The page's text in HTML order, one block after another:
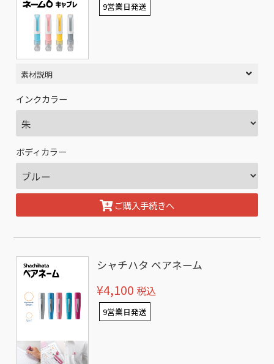
9営業日発送
素材説明
インクカラー
ボディカラー
ご購入手続きへ
シャチハタ ペアネーム
¥4,100 税込
9営業日発送